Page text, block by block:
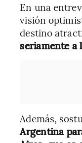
En una
visión
destino
seriamente a
Además,
Argentina